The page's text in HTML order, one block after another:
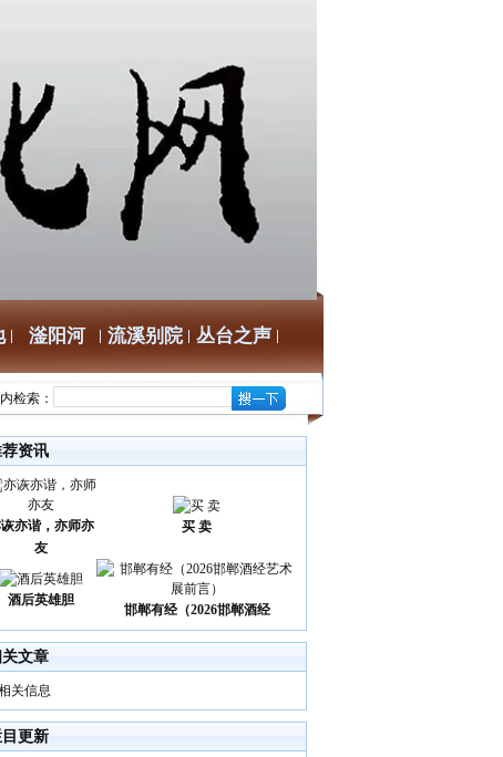
滏阳河 流溪别院 丛台之声
检索：
资讯
亦谐，亦师亦
友
买 卖
酒后英雄胆
邯郸有经（2026邯郸酒经
文章
关信息
更新